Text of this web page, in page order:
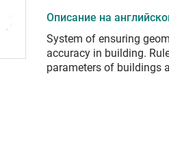
Описание на
System of ensuring
accuracy in building.
parameters of buildings